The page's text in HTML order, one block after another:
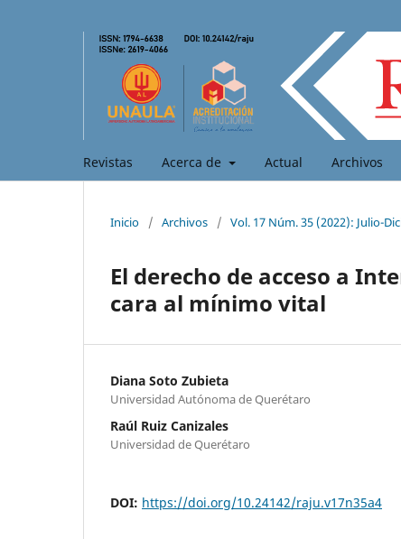
Revistas Acerca de Actual Archivos
Inicio / Archivos / Vol. 17 Núm. 35 (2022): Julio-
El derecho de acceso a
cara al mínimo vital
Diana Soto Zubieta
Universidad Autónoma de Querétaro
Raúl Ruiz Canizales
Universidad de Querétaro
DOI: https://doi.org/10.24142/raju.v17n35a4